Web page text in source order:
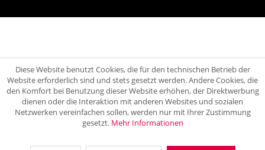
Diese Website benutzt Cookies, die für den technischen Betrieb der
Website erforderlich sind und stets gesetzt werden. Andere Cookies, die
den Komfort bei Benutzung dieser Website erhöhen, der Direktwerbung
dienen oder die Interaktion mit anderen Websites und sozialen
Netzwerken vereinfachen sollen, werden nur mit Ihrer Zustimmung
gesetzt. Mehr Informationen